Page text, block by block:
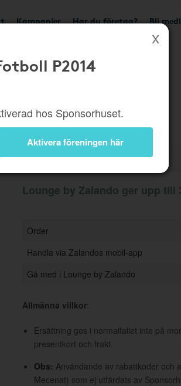
Kampanjer Har du företag? Bli
P2014
hos Sponsorhuset.
Aktivera föreningen här
Information
Lounge by Zalando ger upp till
Order
Handla via Zalandos mobil-app
Gå med i Lounge by Zalando
Allmänna villkor:
Ersättning ges i normalfallet inte på
presentkort och frakt.
Obs: Användande av rabattkoder och
Mecenat) som ej utfärdats av